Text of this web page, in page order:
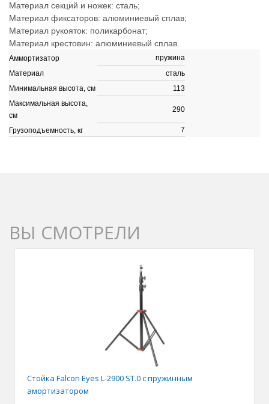
Материал секций и ножек: сталь;
Материал фиксаторов: алюминиевый сплав;
Материал рукояток: поликарбонат;
Материал крестовин: алюминиевый сплав.
Аммортизатор
пружина
Материал
сталь
Минимальная высота, см
113
Максимальная высота,
см
290
Грузоподъемность, кг 7
ВЫ СМОТРЕЛИ
Стойка Falcon Eyes L-2900 ST.0 с пружинным
амортизатором